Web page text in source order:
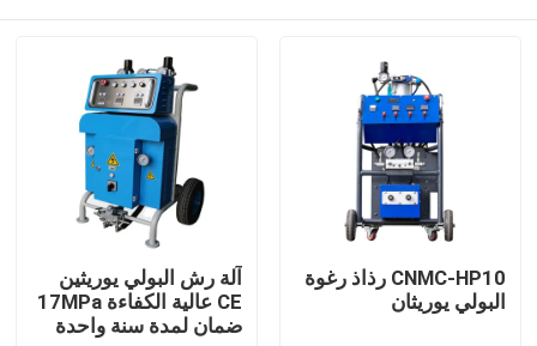
CNMC-HP10 رذاذ رغوة
البولي يوريثان
آلة رش البولي يوريثين
CE عالية الكفاءة 17MPa
ضمان لمدة سنة واحدة